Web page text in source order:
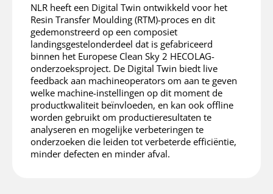
NLR heeft een Digital Twin ontwikkeld voor het
Resin Transfer Moulding (RTM)-proces en dit
gedemonstreerd op een composiet
landingsgestelonderdeel dat is gefabriceerd
binnen het Europese Clean Sky 2 HECOLAG-
onderzoeksproject. De Digital Twin biedt live
feedback aan machineoperators om aan te geven
welke machine-instellingen op dit moment de
productkwaliteit beïnvloeden, en kan ook offline
worden gebruikt om productieresultaten te
analyseren en mogelijke verbeteringen te
onderzoeken die leiden tot verbeterde efficiëntie,
minder defecten en minder afval.